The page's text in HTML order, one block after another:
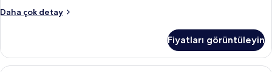
için
görün
Daha çok detay
Designer
Adult
Fiyatları görüntüleyin
Süit | Ücretsiz minibar, odada kasa,